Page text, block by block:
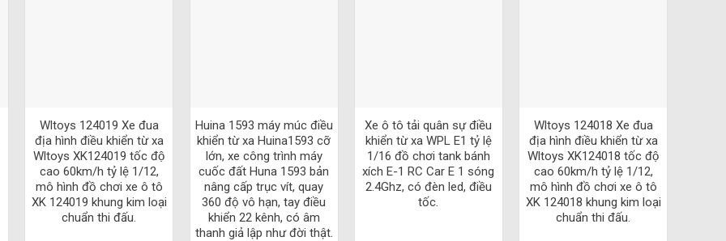
xe: Pin Lion 7.4v 1200mah
Wltoys 124019 Xe đua
địa hình điều khiển từ xa
Wltoys XK124019 tốc độ
cao 60km/h tỷ lệ 1/12,
mô hình đồ chơi xe ô tô
XK 124019 khung kim loại
chuẩn thi đấu.
Huina 1593 máy múc điều
khiển từ xa Huina1593 cỡ
lớn, xe công trình máy
cuốc đất Huna 1593 bản
nâng cấp trục vít, quay
360 độ vô hạn, tay điều
khiển 22 kênh, có âm
thanh giả lập như đời thật.
Xe ô tô tải quân sự điều
khiển từ xa WPL E1 tỷ lệ
1/16 đồ chơi tank bánh
xích E-1 RC Car E 1 sóng
2.4Ghz, có đèn led, điều
tốc.
Wltoys 124018 Xe đua
địa hình điều khiển từ xa
Wltoys XK124018 tốc độ
cao 60km/h tỷ lệ 1/12,
mô hình đồ chơi xe ô tô
XK 124018 khung kim loại
chuẩn thi đấu.